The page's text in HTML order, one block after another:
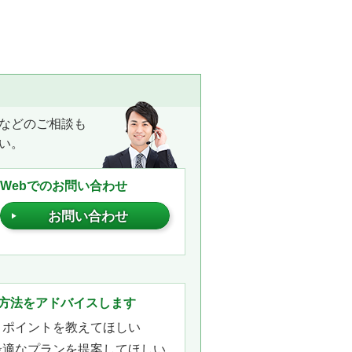
などのご相談も
。
Webでのお問い合わせ
お問い合わせ
法をアドバイスします
イントを教えてほしい
なプランを提案してほしい